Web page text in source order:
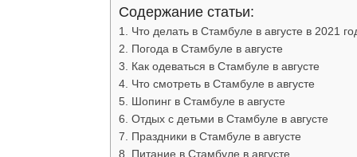
Содержание статьи:
Что делать в Стамбуле в августе в 2021
Погода в Стамбуле в августе
Как одеваться в Стамбуле в августе
Что смотреть в Стамбуле в августе
Шопинг в Стамбуле в августе
Отдых с детьми в Стамбуле в августе
Праздники в Стамбуле в августе
Питание в Стамбуле в августе